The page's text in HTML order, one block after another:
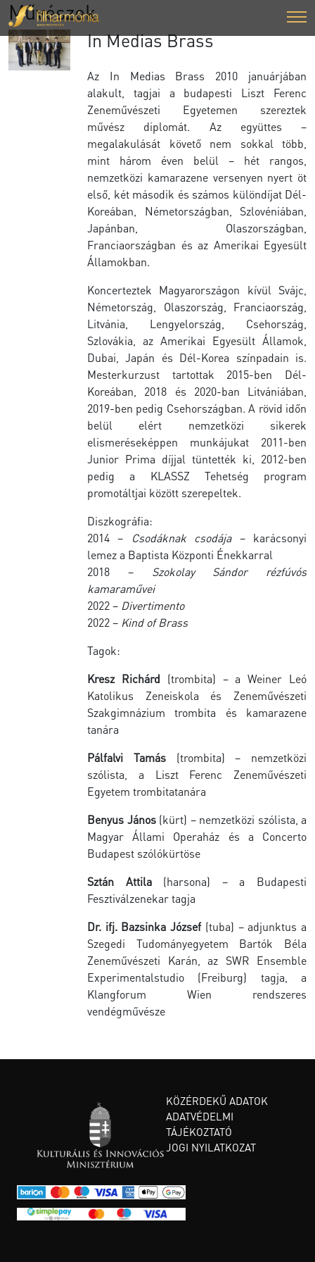
Művészek
In Medias Brass
Az In Medias Brass 2010 januárjában
alakult, tagjai a budapesti Liszt Ferenc
Zeneművészeti Egyetemen szereztek
művész diplomát. Az együttes –
megalakulását követő nem sokkal több,
mint három éven belül – hét rangos,
nemzetközi kamarazene versenyen nyert öt
első, két második és számos különdíjat Dél-
Koreában, Németországban, Szlovéniában,
Japánban, Olaszországban,
Franciaországban és az Amerikai Egyesült
Államokban.
Koncerteztek Magyarországon kívül Svájc,
Németország, Olaszország, Franciaország,
Litvánia, Lengyelország, Csehország,
Szlovákia, az Amerikai Egyesült Államok,
Dubai, Japán és Dél-Korea színpadain is.
Mesterkurzust tartottak 2015-ben Dél-
Koreában, 2018 és 2020-ban Litvániában,
2019-ben pedig Csehországban. A rövid időn
belül elért nemzetközi sikerek
elismeréseképpen munkájukat 2011-ben
Junior Prima díjjal tüntették ki, 2012-ben
pedig a KLASSZ Tehetség program
promotáltjai között szerepeltek.
Diszkográfia:
2014 –
Csodáknak csodája– karácsonyi
lemez a Baptista Központi Énekkarral
2018 – Szokolay Sándor rézfúvós
kamaraművei
2022 – Divertimento
2022 – Kind of Brass
Tagok:
Kresz Richárd (trombita) – a Weiner Leó
Katolikus Zeneiskola és Zeneművészeti
Szakgimnázium trombita és kamarazene
tanára
Pálfalvi Tamás(trombita) – nemzetközi
szólista, a Liszt Ferenc Zeneművészeti
Egyetem trombitatanára
Benyus János(kürt) – nemzetközi szólista, a
Magyar Állami Operaház és a Concerto
Budapest szólókürtöse
Sztán Attila(harsona) – a Budapesti
Fesztiválzenekar tagja
Dr. ifj. Bazsinka József(tuba) – adjunktus a
Szegedi Tudományegyetem Bartók Béla
Zeneművészeti Karán, az SWR Ensemble
Experimentalstudio (Freiburg) tagja, a
Klangforum Wien rendszeres
vendégművésze
KÖZÉRDEKŰ ADATOK
ADATVÉDELMI
TÁJÉKOZTATÓ
JOGI NYILATKOZAT